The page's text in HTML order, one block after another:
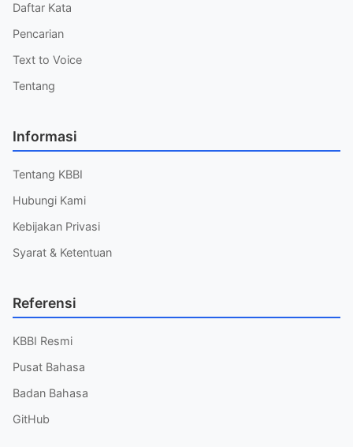
Daftar Kata
Pencarian
Text to Voice
Tentang
Informasi
Tentang KBBI
Hubungi Kami
Kebijakan Privasi
Syarat & Ketentuan
Referensi
KBBI Resmi
Pusat Bahasa
Badan Bahasa
GitHub